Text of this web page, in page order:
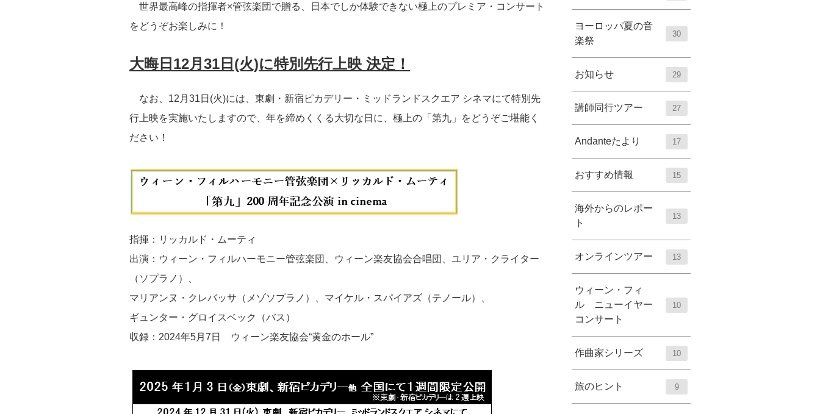
世界最高峰の指揮者×管弦楽団で贈る、日本でしか体験できない極上のプレミア・コンサート
をどうぞお楽しみに！
大晦日12月31日(火)に特別先行上映 決定！
なお、12月31日(火)には、東劇・新宿ピカデリー・ミッドランドスクエア シネマにて特別先
行上映を実施いたしますので、年を締めくくる大切な日に、極上の「第九」をどうぞご堪能く
ださい！
指揮：リッカルド・ムーティ
出演：ウィーン・フィルハーモニー管弦楽団、ウィーン楽友協会合唱団、ユリア・クライター
（ソプラノ）、
マリアンヌ・クレバッサ（メゾソプラノ）、マイケル・スパイアズ（テノール）、
ギュンター・グロイスベック（バス）
収録：2024年5月7日 ウィーン楽友協会“黄金のホール”
ヨーロッパ夏の音
楽祭
30
お知らせ 29
講師同行ツアー 27
Andanteたより 17
おすすめ情報 15
海外からのレポー
ト
13
オンラインツアー 13
ウィーン・フィ
ル ニューイヤー
コンサート
10
作曲家シリーズ 10
旅のヒント 9